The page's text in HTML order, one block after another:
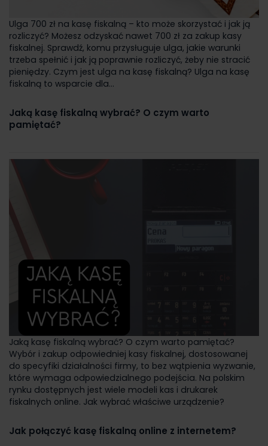
Ulga 700 zł na kasę fiskalną – kto może skorzystać i jak ją
rozliczyć? Możesz odzyskać nawet 700 zł za zakup kasy
fiskalnej. Sprawdź, komu przysługuje ulga, jakie warunki
trzeba spełnić i jak ją poprawnie rozliczyć, żeby nie stracić
pieniędzy. Czym jest ulga na kasę fiskalną? Ulga na kasę
fiskalną to wsparcie dla...
Jaką kasę fiskalną wybrać? O czym warto
pamiętać?
Jaką kasę fiskalną wybrać? O czym warto pamiętać?
Wybór i zakup odpowiedniej kasy fiskalnej, dostosowanej
do specyfiki działalności firmy, to bez wątpienia wyzwanie,
które wymaga odpowiedzialnego podejścia. Na polskim
rynku dostępnych jest wiele modeli kas i drukarek
fiskalnych online. Jak wybrać właściwe urządzenie?
Jak połączyć kasę fiskalną online z internetem?